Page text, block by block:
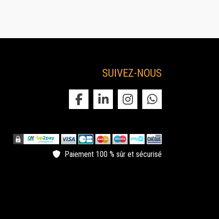
de produit dans un cadre majestueux.
SUIVEZ-NOUS
Paiement 100 % sûr et sécurisé